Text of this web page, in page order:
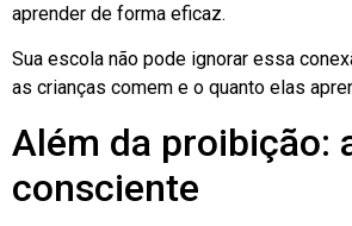
aprender de forma eficaz.
Sua escola não pode ignorar essa
as crianças comem e o quanto elas
Além da proibição:
consciente